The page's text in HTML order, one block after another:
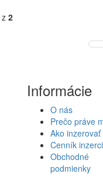
z 2
Informácie
O nás
Prečo práve
Ako inzerovať
Cenník
Obchodné
podmienky